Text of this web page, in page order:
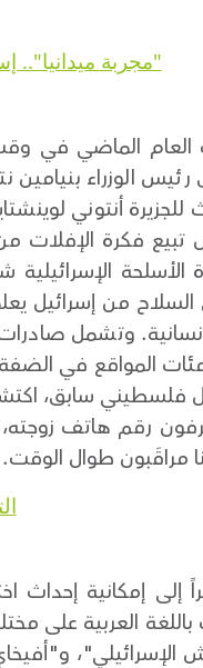
"مجربة ميدانيا"..
العام الماضي في
الوزراء بنيامين
أنتوني
تبيع فكرة
الإسرائيلية
من إسرائيل
وتشمل صادرات
المواقع في
يعرفون رقم هاتف
مراقَبون طوال
إلى إمكانية
العربية على